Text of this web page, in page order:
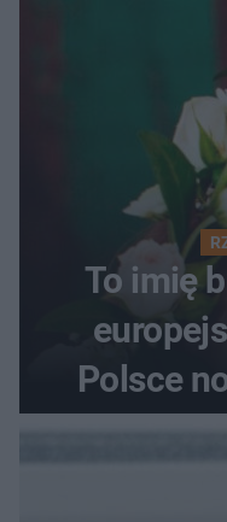
To imię
Polsce